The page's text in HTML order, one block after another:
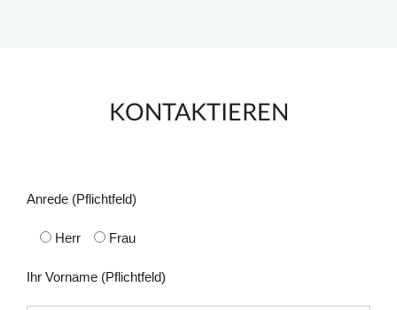
KONTAKTIEREN
Anrede (Pflichtfeld)
Herr Frau
Ihr Vorname (Pflichtfeld)